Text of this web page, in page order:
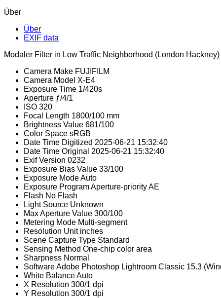
Über
Über
EXIF data
Modaler Filter in Low Traffic Neighborhood (London Hackney)
Camera Make FUJIFILM
Camera Model X-E4
Exposure Time 1/420s
Aperture ƒ/4/1
ISO 320
Focal Length 1800/100 mm
Brightness Value 681/100
Color Space sRGB
Date Time Digitized 2025-06-21 15:32:40
Date Time Original 2025-06-21 15:32:40
Exif Version 0232
Exposure Bias Value 33/100
Exposure ModeAuto
Exposure ProgramAperture-priority AE
Flash No Flash
Light Source Unknown
Max Aperture Value 300/100
Metering Mode Multi-segment
Resolution Unit inches
Scene Capture Type Standard
Sensing Method One-chip color area
Sharpness Normal
SoftwareAdobe Photoshop Lightroom Classic 15.3
White BalanceAuto
X Resolution 300/1 dpi
Y Resolution 300/1 dpi